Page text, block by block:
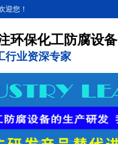
迎您！
环保化工防腐设备
行业资深专家